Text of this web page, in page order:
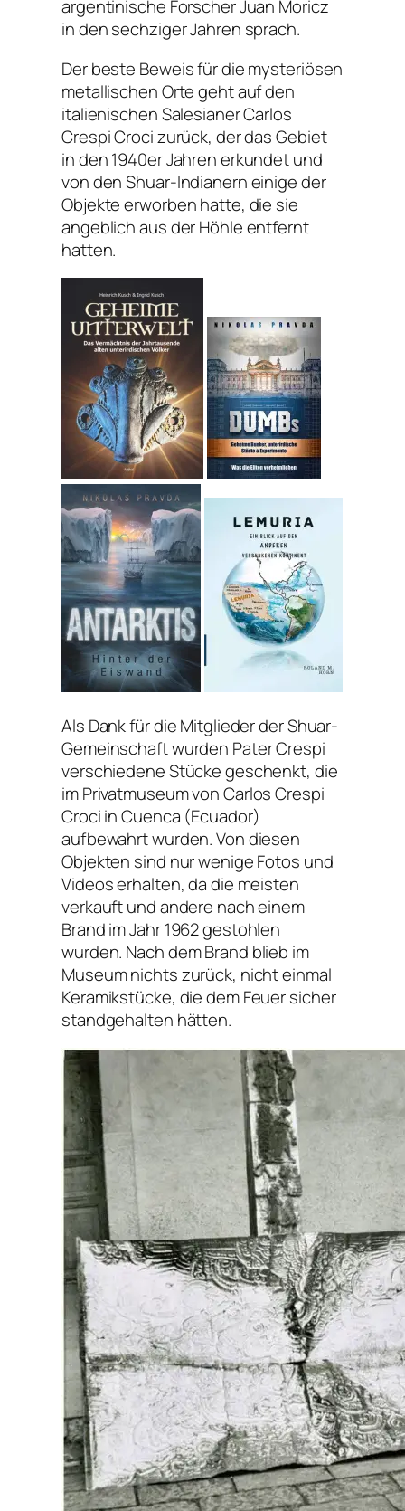
argentinische Forscher Juan Moricz
in den sechziger Jahren sprach.
Der beste Beweis für die mysteriösen
metallischen Orte geht auf den
italienischen Salesianer Carlos
Crespi Croci zurück, der das Gebiet
in den 1940er Jahren erkundet und
von den Shuar-Indianern einige der
Objekte erworben hatte, die sie
angeblich aus der Höhle entfernt
hatten.
Als Dank für die Mitglieder der Shuar-
Gemeinschaft wurden Pater Crespi
verschiedene Stücke geschenkt, die
im Privatmuseum von Carlos Crespi
Croci in Cuenca (Ecuador)
aufbewahrt wurden. Von diesen
Objekten sind nur wenige Fotos und
Videos erhalten, da die meisten
verkauft und andere nach einem
Brand im Jahr 1962 gestohlen
wurden. Nach dem Brand blieb im
Museum nichts zurück, nicht einmal
Keramikstücke, die dem Feuer sicher
standgehalten hätten.